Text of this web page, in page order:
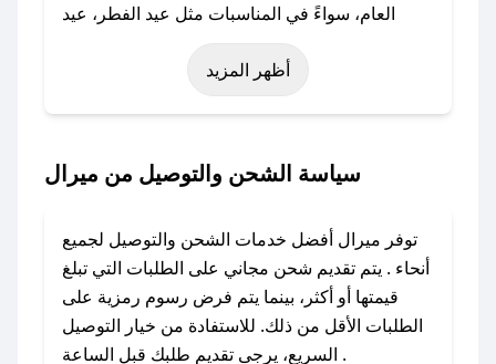
العام، سواءً في المناسبات مثل عيد الفطر، عيد
الأضحى، الجمعة البيضاء (شهر نوفمبر)، رمضان،
اليوم الوطني، يوم التأسيس، أو حتى عروض خاصة
باستخدام تطبيق صحصح، يمكنك العثور بسهولة على
تواصل معنا عبر تويتر أو البريد الإلكتروني لإضافته
بسرعة.
### كيفية استخدام كود خصم ميرال؟
1. انسخ كود الخصم من تطبيق صحصح.
أظهر المزيد
سياسة الشحن والتوصيل من ميرال
توفر ميرال أفضل خدمات الشحن والتوصيل لجميع
أنحاء . يتم تقديم شحن مجاني على الطلبات التي تبلغ
قيمتها أو أكثر، بينما يتم فرض رسوم رمزية على
الطلبات الأقل من ذلك. للاستفادة من خيار التوصيل
السريع، يرجى تقديم طلبك قبل الساعة .